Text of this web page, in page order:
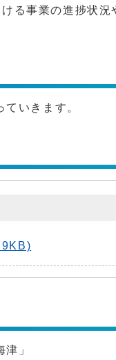
る事業の進捗状
いきます。
」